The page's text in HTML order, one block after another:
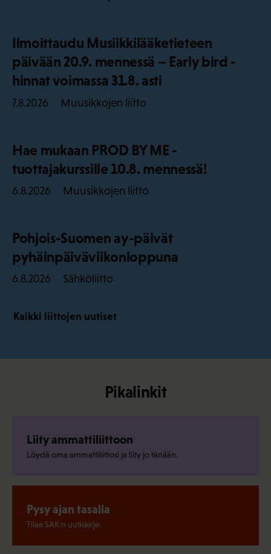
Ilmoittaudu Musiikkilääketieteen
päivään 20.9. mennessä – Early bird -
hinnat voimassa 31.8. asti
7.8.2026 Muusikkojen liitto
Hae mukaan PROD BY ME -
tuottajakurssille 10.8. mennessä!
6.8.2026 Muusikkojen liitto
Pohjois-Suomen ay-päivät
pyhäinpäiväviikonloppuna
6.8.2026 Sähköliitto
Kaikki liittojen uutiset
Pikalinkit
Liity ammattiliittoon
Löydä oma ammattiliittosi ja liity jo tänään.
Pysy ajan tasalla
Tilaa SAK:n uutiskirje.